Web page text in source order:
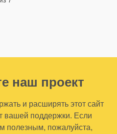
наш проект
и расширять этот сайт
вашей поддержки. Если
полезным, пожалуйста,